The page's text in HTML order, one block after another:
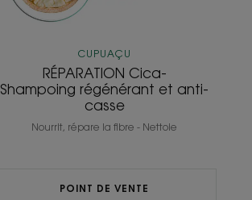
CUPUAÇU
RÉPARATION Cica-
Shampoing régénérant et anti-
casse
Nourrit, répare la fibre - Nettoie
POINT DE VENTE